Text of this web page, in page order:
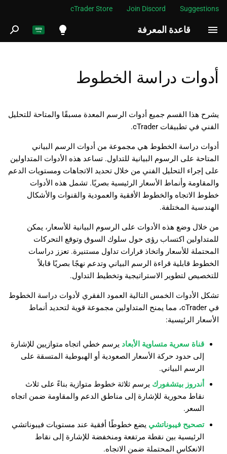
cTrader Store Join Discord Suggestions
قاعدة المعرفة
العربية
ไทย
Tiếng Việt
한국어
日本語
ب
ء
ب
ح
ث
أدوات دراسة الخطوط
يشرح هذا القسم جميع أدوات الرسم المعدة مسبقًا والمتاحة للتحليل
الفني في تطبيقات cTrader.
أدوات دراسة الخطوط هي مجموعة من أدوات الرسم البياني
المتاحة على الرسوم البيانية للتداول. تساعد هذه الأدوات المتداولين
على إجراء التحليل الفني من خلال تحديد الاتجاهات ومستويات الدعم
والمقاومة وأنماط الأسعار الرئيسية بصريًا. تشمل هذه الأدوات
خطوط الاتجاه والخطوط الأفقية والعمودية والقنوات والأشكال
الهندسية المختلفة.
من خلال وضع هذه الأدوات على الرسوم البيانية للأسعار، يمكن
للمتداولين اكتساب رؤى حول سلوك السوق وتوقع التحركات
المحتملة للأسعار واتخاذ قرارات تداول مستنيرة. تعزز دراسات
الخطوط قابلية قراءة الرسم البياني وتدعم نهجًا بصريًا قابلاً
للتخصيص لتطوير الاستراتيجية وتخطيط التداول.
تشكل الأدوات الخمس التالية العمود الفقري لأدوات دراسة الخطوط
في cTrader، مما يمنح المتداولين مجموعة قوية لتحديد أنماط
الأسعار الرئيسية:
قناة سعرية متساوية الأبعاد يرسم خطي اتجاه متوازيين للإشارة
إلى حدود حركة الأسعار الصعودية أو الهبوطية المتسقة على
الرسم البياني.
أندروز بيتشفورك يرسم ثلاثة خطوط متوازية بناءً على ثلاث
نقاط محورية للإشارة إلى مناطق الدعم والمقاومة ضمن اتجاه
السعر.
تصحيح فيبوناتشي يضع خطوطًا أفقية عند مستويات فيبوناتشي
الرئيسية بين نقطة مرتفعة ومنخفضة للإشارة إلى نقاط
الانعكاس المحتملة ضمن الاتجاه.